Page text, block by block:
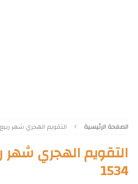
الصفحة الرئيسية التقويم الهجري شهر ربيع
التقويم الهجري شهر
1534